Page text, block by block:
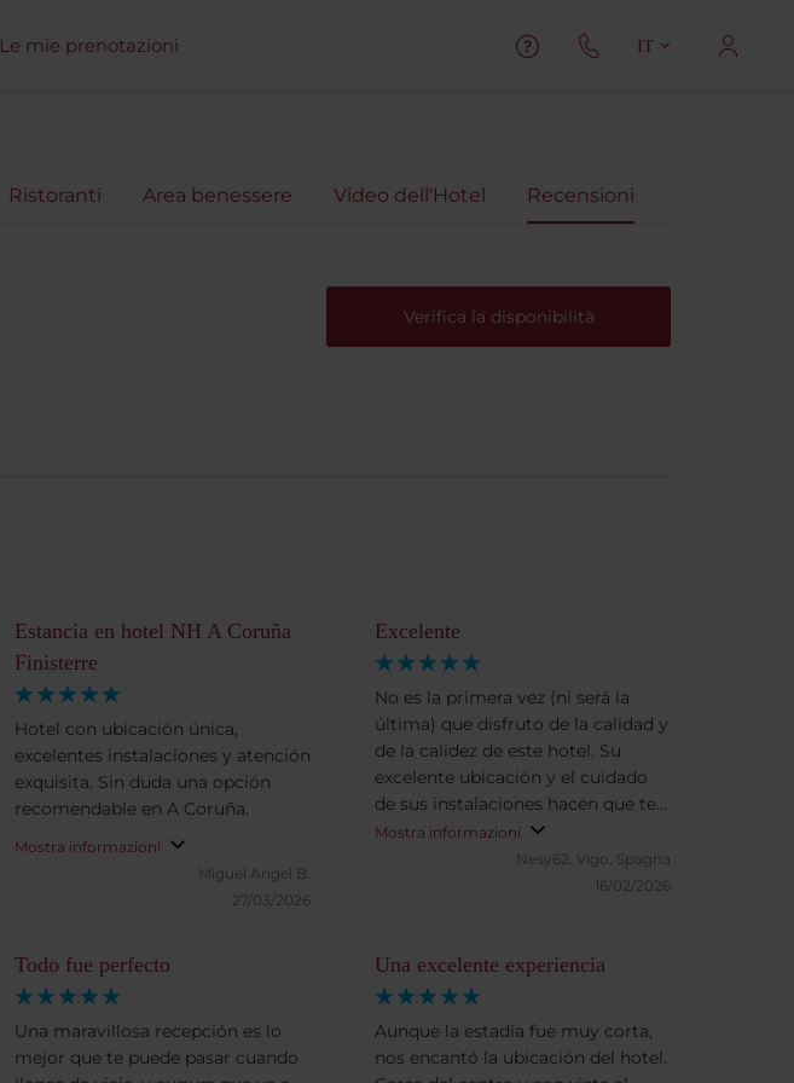
Le mie prenotazioni IT
Ristoranti Area benessere Video dell'Hotel Recensioni
Verifica la disponibilità
Todo fue perfecto
Una maravillosa recepción es lo
mejor que te puede pasar cuando
Una excelente experiencia
Aunque la estadía fue muy corta,
nos encantó la ubicación del hotel.
Estancia en hotel NH A Coruña
Finisterre
Hotel con ubicación única,
excelentes instalaciones y atención
exquisita. Sin duda una opción
recomendable en A Coruña.
Mostra informazioni
Miguel Angel B.
27/03/2026
Excelente
No es la primera vez (ni será la
última) que disfruto de la calidad y
de la calidez de este hotel. Su
excelente ubicación y el cuidado
de sus instalaciones hacen que te
sientas muy a gusto desde el
primer momento. Pero todo ello
atiende. Muchas gracias a todos
por habernos hecho disfrutar con
Mostra informazioni
Nesy62. Vigo, Spagna
16/02/2026